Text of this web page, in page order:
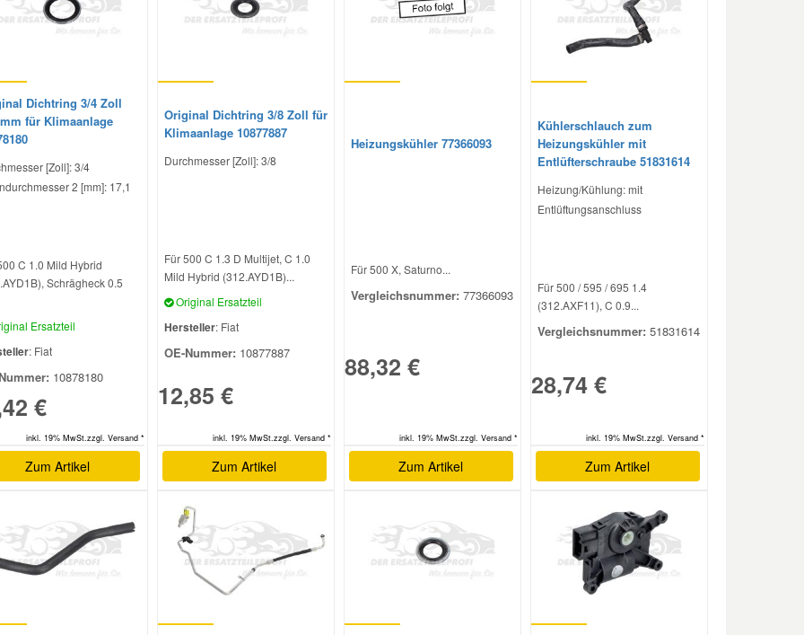
Dichtring 3/4 Zoll
für Klimaanlage
[Zoll]: 3/4
2 [mm]: 17,1
C 1.0 Mild Hybrid
Schrägheck 0.5
Ersatzteil
: Fiat
10878180
€
inkl. 19% MwSt.zzgl. Versand *
Zum Artikel
Original Dichtring 3/8 Zoll für
Klimaanlage 10877887
Durchmesser [Zoll]: 3/8
Für 500 C 1.3 D Multijet, C 1.0
Mild Hybrid (312.AYD1B)...
Original Ersatzteil
Hersteller: Fiat
OE-Nummer: 10877887
12,85 €
inkl. 19% MwSt.zzgl. Versand *
Zum Artikel
Heizungskühler 77366093
Für 500 X, Saturno...
Vergleichsnummer: 77366093
88,32 €
inkl. 19% MwSt.zzgl. Versand *
Zum Artikel
Kühlerschlauch zum
Heizungskühler mit
Entlüfterschraube 51831614
Heizung/Kühlung: mit
Entlüftungsanschluss
Für 500 / 595 / 695 1.4
(312.AXF11), C 0.9...
Vergleichsnummer: 51831614
28,74 €
inkl. 19% MwSt.zzgl. Versand *
Zum Artikel